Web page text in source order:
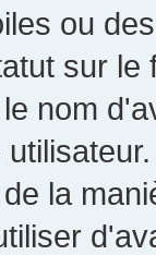
ou
sur
nom
la